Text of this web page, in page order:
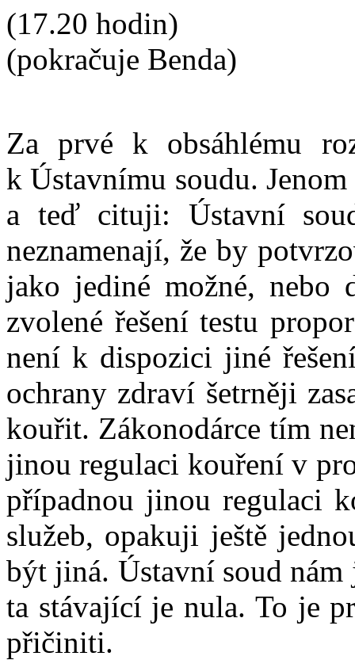
(17.20 hodin)
(pokračuje Benda)
Za prvé k obsáhlému
k Ústavnímu soudu.
a teď cituji: Ústavní
neznamenají, že by
jako jediné možné, nebo
zvolené řešení testu
není k dispozici jiné
ochrany zdraví šetrněji
kouřit. Zákonodárce tím
jinou regulaci kouření v
případnou jinou regulaci
služeb, opakuji ještě
být jiná. Ústavní soud nám
ta stávající je nula. To je
přičiniti.